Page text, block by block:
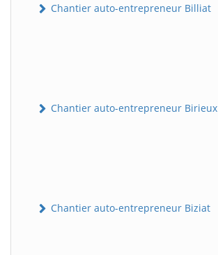
Chantier auto-entrepreneur Billiat
Chantier auto-entrepreneur Birieux
Chantier auto-entrepreneur Biziat